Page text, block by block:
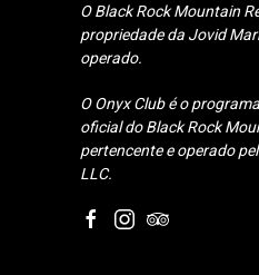
O Black Rock Mountain
propriedade da Jovid
operado.
O Onyx Club é o
oficial do Black Rock
pertencente e operado
LLC.
facebookinstagramtripadvisor